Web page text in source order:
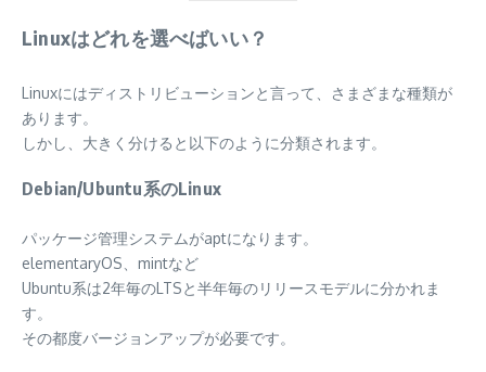
Linuxはどれを選べばいい？
Linuxにはディストリビューションと言って、さまざまな種類が
あります。
しかし、大きく分けると以下のように分類されます。
Debian/Ubuntu系のLinux
パッケージ管理システムがaptになります。
elementaryOS、mintなど
Ubuntu系は2年毎のLTSと半年毎のリリースモデルに分かれま
す。
その都度バージョンアップが必要です。